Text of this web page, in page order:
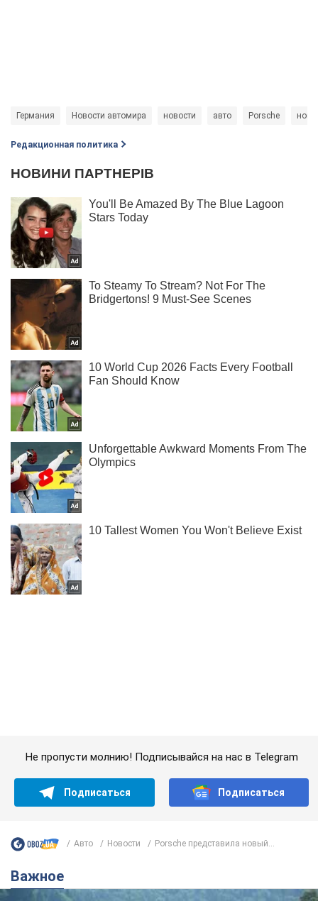
Германия Новости автомира новости авто Porsche
Редакционная политика